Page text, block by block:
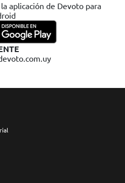
aplicación de Devoto para